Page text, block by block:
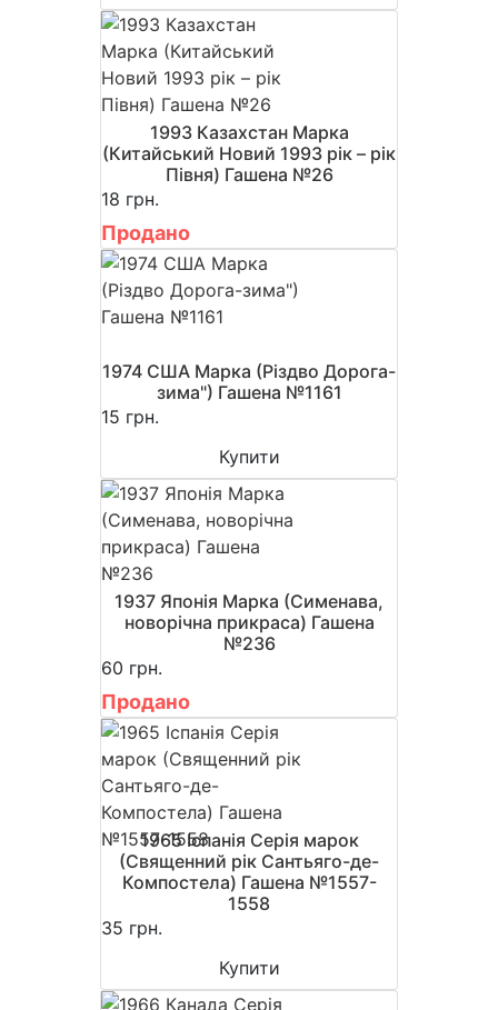
1993 Казахстан Марка
(Китайський Новий 1993 рік – рік
Півня) Гашена №26
18 грн.
Продано
1974 США Марка (Різдво Дорога-
зима") Гашена №1161
15 грн.
Купити
1937 Японія Марка (Сименава,
новорічна прикраса) Гашена
№236
60 грн.
Продано
1965 Іспанія Серія марок
(Священний рік Сантьяго-де-
Компостела) Гашена №1557-
1558
35 грн.
Купити